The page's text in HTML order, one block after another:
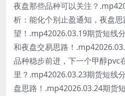
夜盘那些品种可以关注？
析：能化个别止盈通知，夜盘
望！.mp42026.03.19期货短线
和夜盘交易思路！
品种稳步前进，下一个甲醇pvc
里？.mp42026.03.23期货短线
盘思路！.mp42026.03.24期货